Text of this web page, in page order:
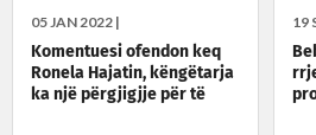
05 JAN 2022 |
Komentuesi ofendon keq
Ronela Hajatin, këngëtarja
ka një përgjigjje për të
19